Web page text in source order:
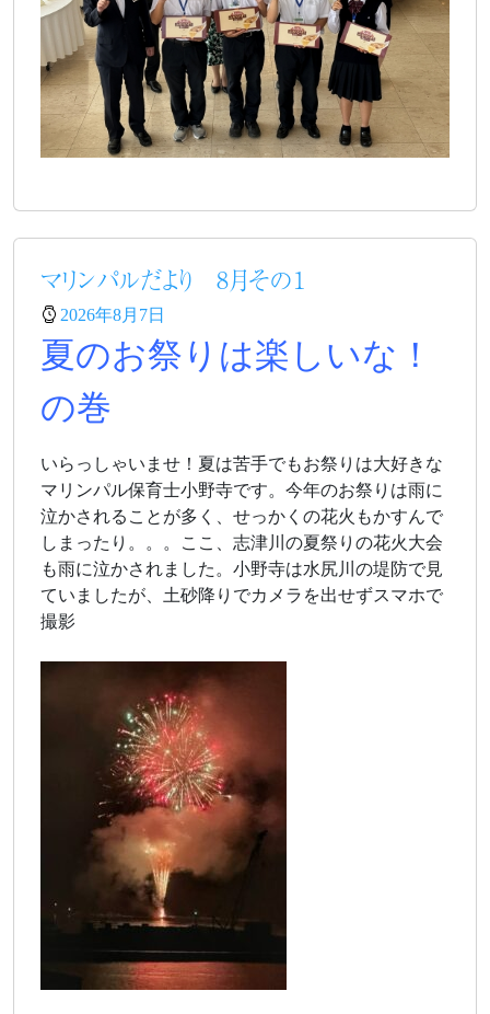
マリンパルだより 8月その１
2026年8月7日
夏のお祭りは楽しいな！
の巻
いらっしゃいませ！夏は苦手でもお祭りは大好きな
マリンパル保育士小野寺です。今年のお祭りは雨に
泣かされることが多く、せっかくの花火もかすんで
しまったり。。。ここ、志津川の夏祭りの花火大会
も雨に泣かされました。小野寺は水尻川の堤防で見
ていましたが、土砂降りでカメラを出せずスマホで
撮影